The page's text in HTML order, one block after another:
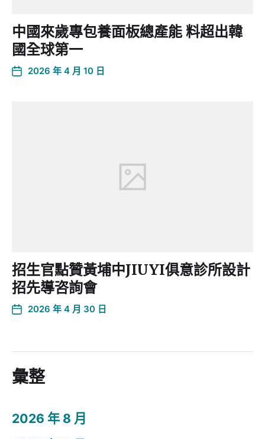
中國來歲專包養面板總產能 料超出韓
國全球第一
2026 年 4 月 10 日
招生官點贊黃埔中JIUYI俱意診所設計
招先導咨詢會
2026 年 4 月 30 日
彙整
2026 年 8 月